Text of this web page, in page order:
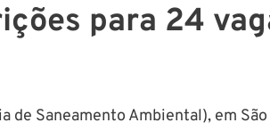
para 24
de Saneamento Ambiental), em